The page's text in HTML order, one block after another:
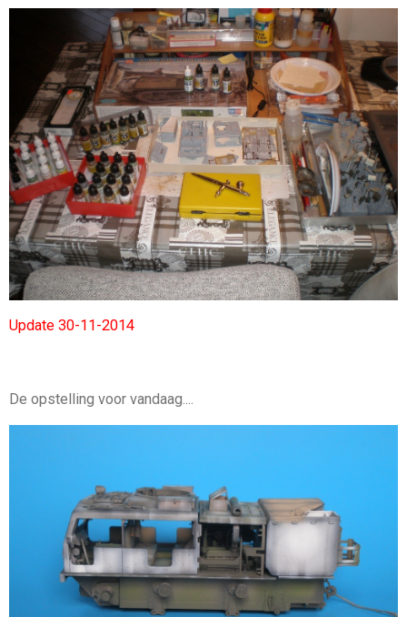
Update 30-11-2014
De opstelling voor vandaag....